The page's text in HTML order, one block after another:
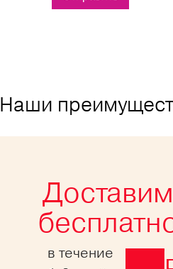
Наши
Доставим
в течение